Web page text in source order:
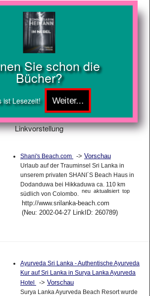
Sie schon die
Bücher?
ist Lesezeit!
Linkvorstellung
Shani's Beach.com -> Vorschau
Urlaub auf der Trauminsel Sri Lanka in
unserem privaten SHANI´S Beach Haus in
Dodanduwa bei Hikkaduwa ca. 110 km
südlich von Colombo. neu aktualisiert top
http://www.srilanka-beach.com
(Neu: 2002-04-27 LinkID: 260789)
Ayurveda Sri Lanka - Authentische Ayurveda
Kur auf Sri Lanka in Surya Lanka Ayurveda
Hotel
-> Vorschau
Surya Lanka Ayurveda Beach Resort wurde